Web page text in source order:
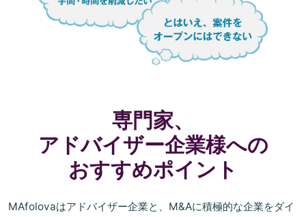
専門家、
アドバイザー企業様への
おすすめポイント
MAfolovaはアドバイザー企業と、M&Aに積極的な企業をダイ